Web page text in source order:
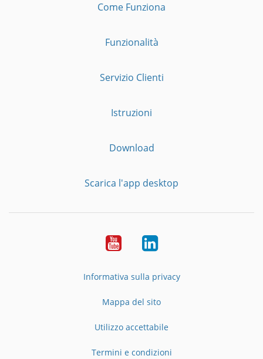
Come Funziona
Funzionalità
Servizio Clienti
Istruzioni
Download
Scarica l'app desktop
YouTubeLinkedIn
Informativa sulla privacy
Mappa del sito
Utilizzo accettabile
Termini e condizioni